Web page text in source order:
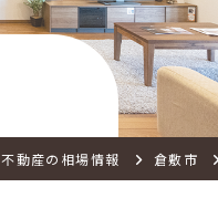
みんなの不動産小話
中古リフォーム事例
店舗紹介
スタッフ紹介
不動産の相場情報 倉敷市